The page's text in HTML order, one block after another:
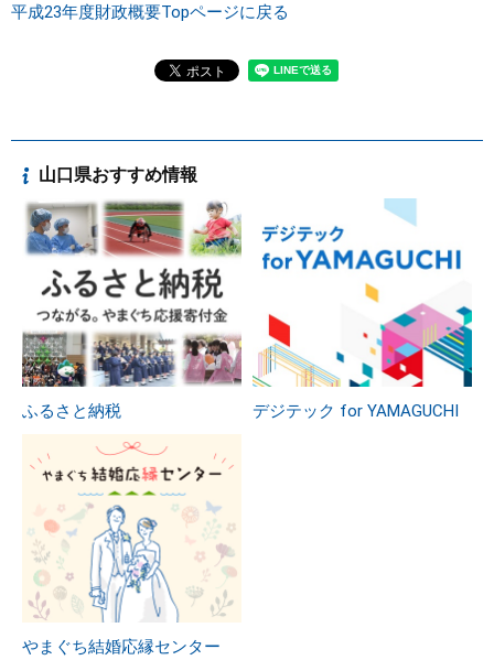
平成23年度財政概要Topページに戻る
山口県おすすめ情報
ふるさと納税 デジテック for YAMAGUCHI
やまぐち結婚応縁センター